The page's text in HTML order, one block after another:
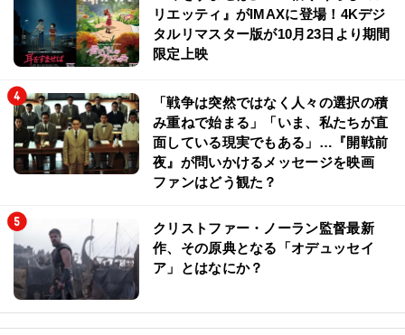
リエッティ』がIMAXに登場！4Kデジ
タルリマスター版が10月23日より期間
限定上映
「戦争は突然ではなく人々の選択の積
み重ねで始まる」「いま、私たちが直
面している現実でもある」…『開戦前
夜』が問いかけるメッセージを映画
ファンはどう観た？
クリストファー・ノーラン監督最新
作、その原典となる「オデュッセイ
ア」とはなにか？